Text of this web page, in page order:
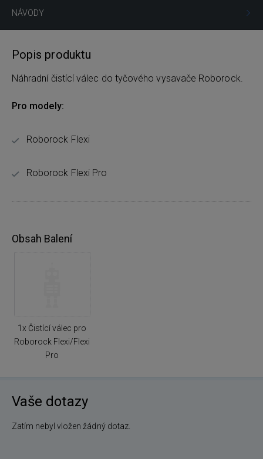
NÁVODY
Popis produktu
Náhradní čistící válec do tyčového vysavače Roborock.
Pro modely:
Roborock Flexi
Roborock Flexi Pro
Obsah Balení
1x Čistící válec pro
Roborock Flexi/Flexi
Pro
Vaše dotazy
Zatím nebyl vložen žádný dotaz.